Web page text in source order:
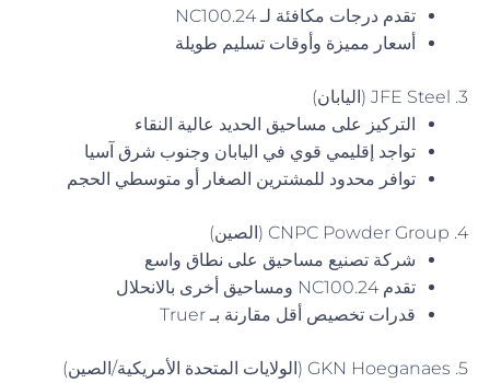
تقدم درجات مكافئة لـ NC100.24
أسعار مميزة وأوقات تسليم طويلة
3. JFE Steel (اليابان)
التركيز على مساحيق الحديد عالية النقاء
تواجد إقليمي قوي في اليابان وجنوب شرق آسيا
توافر محدود للمشترين الصغار أو متوسطي الحجم
4. CNPC Powder Group (الصين)
شركة تصنيع مساحيق على نطاق واسع
تقدم NC100.24 ومساحيق أخرى بالانحلال
قدرات تخصيص أقل مقارنة بـ Truer
5. GKN Hoeganaes (الولايات المتحدة الأمريكية/الصين)